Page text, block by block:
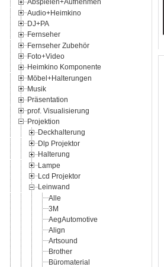
Audio+Heimkino
DJ+PA
Fernseher
Fernseher Zubehör
Foto+Video
Heimkino Komponente
Möbel+Halterungen
Musik
Präsentation
prof. Visualisierung
Projektion
Deckhalterung
Dlp Projektor
Halterung
Lampe
Lcd Projektor
Leinwand
Alle
3M
AegAutomotive
Align
Artsound
Brother
Büromaterial